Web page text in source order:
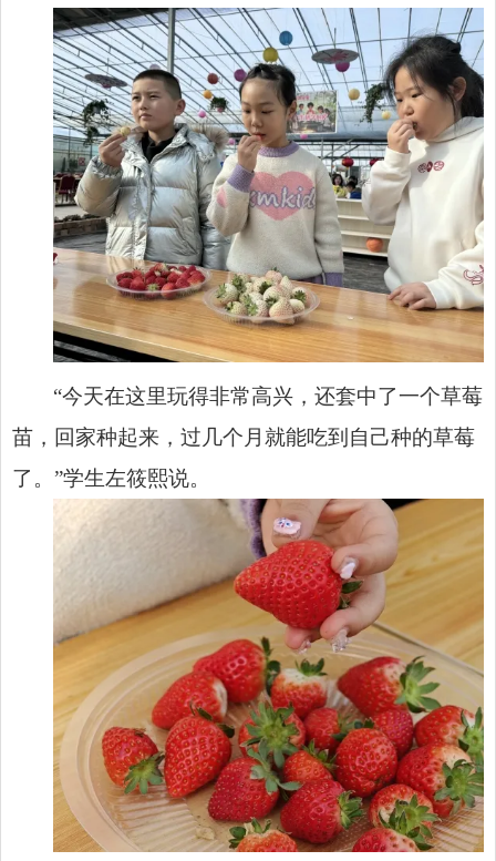
“今天在这里玩得非常高兴，还套中了一个草莓
苗，回家种起来，过几个月就能吃到自己种的草莓
了。”学生左筱熙说。